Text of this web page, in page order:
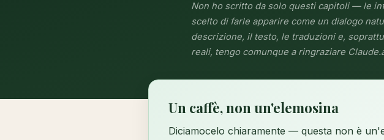
Non ho scritto da solo questi capitoli — le
scelto di farle apparire come un dialogo
descrizione, il testo, le traduzioni e,
reali, tengo comunque a ringraziare
Un caffè, non un'elemosina
Diciamocelo chiaramente — questa non è